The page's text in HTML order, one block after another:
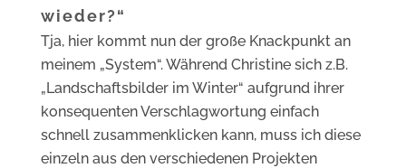
wieder?“
Tja, hier kommt nun der große Knackpunkt an
meinem „System“. Während Christine sich z.B.
„Landschaftsbilder im Winter“ aufgrund ihrer
konsequenten Verschlagwortung einfach
schnell zusammenklicken kann, muss ich diese
einzeln aus den verschiedenen Projekten